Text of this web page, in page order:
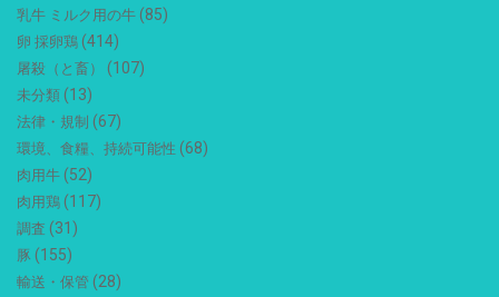
乳牛 ミルク用の牛 (85)
卵 採卵鶏 (414)
屠殺（と畜） (107)
未分類 (13)
法律・規制 (67)
環境、食糧、持続可能性 (68)
肉用牛 (52)
肉用鶏 (117)
調査 (31)
豚 (155)
輸送・保管 (28)